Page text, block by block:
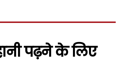
पढ़ने के लिए